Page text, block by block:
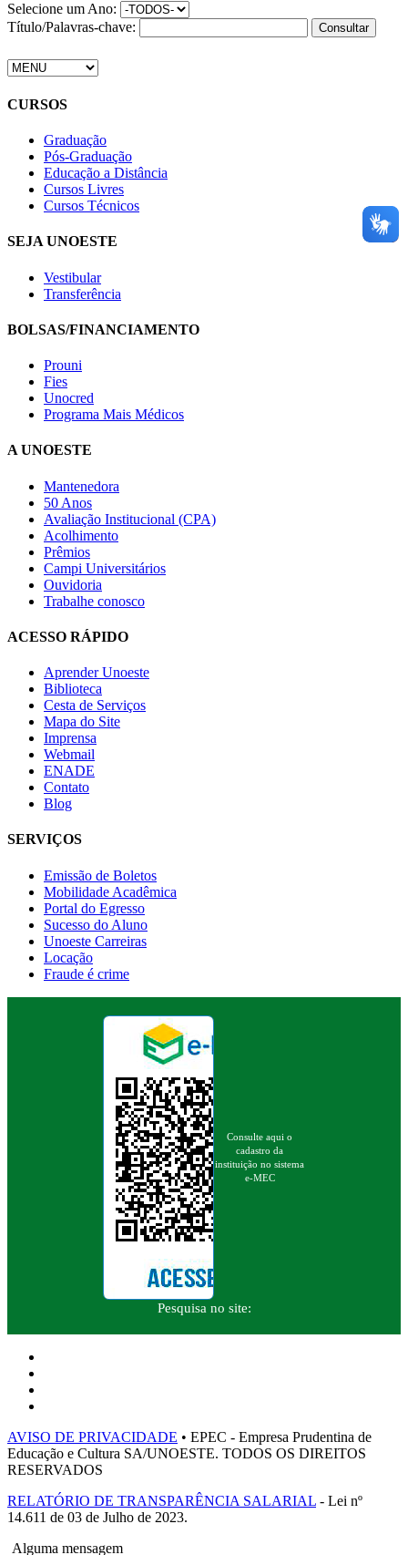
Selecione um Ano:
Título/Palavras-chave:
CURSOS
Graduação
Pós-Graduação
Educação a Distância
Cursos Livres
Cursos Técnicos
SEJA UNOESTE
Vestibular
Transferência
BOLSAS/FINANCIAMENTO
Prouni
Fies
Unocred
Programa Mais Médicos
A UNOESTE
Mantenedora
50 Anos
Avaliação Institucional (CPA)
Acolhimento
Prêmios
Campi Universitários
Ouvidoria
Trabalhe conosco
ACESSO RÁPIDO
Aprender Unoeste
Biblioteca
Cesta de Serviços
Mapa do Site
Imprensa
Webmail
ENADE
Contato
Blog
SERVIÇOS
Emissão de Boletos
Mobilidade Acadêmica
Portal do Egresso
Sucesso do Aluno
Unoeste Carreiras
Locação
Fraude é crime
Consulte aqui o
cadastro da
instituição no sistema
e-MEC
Pesquisa no site:
AVISO DE PRIVACIDADE • EPEC - Empresa Prudentina de
Educação e Cultura SA/UNOESTE. TODOS OS DIREITOS
RESERVADOS
RELATÓRIO DE TRANSPARÊNCIA SALARIAL - Lei nº
14.611 de 03 de Julho de 2023.
Alguma mensagem